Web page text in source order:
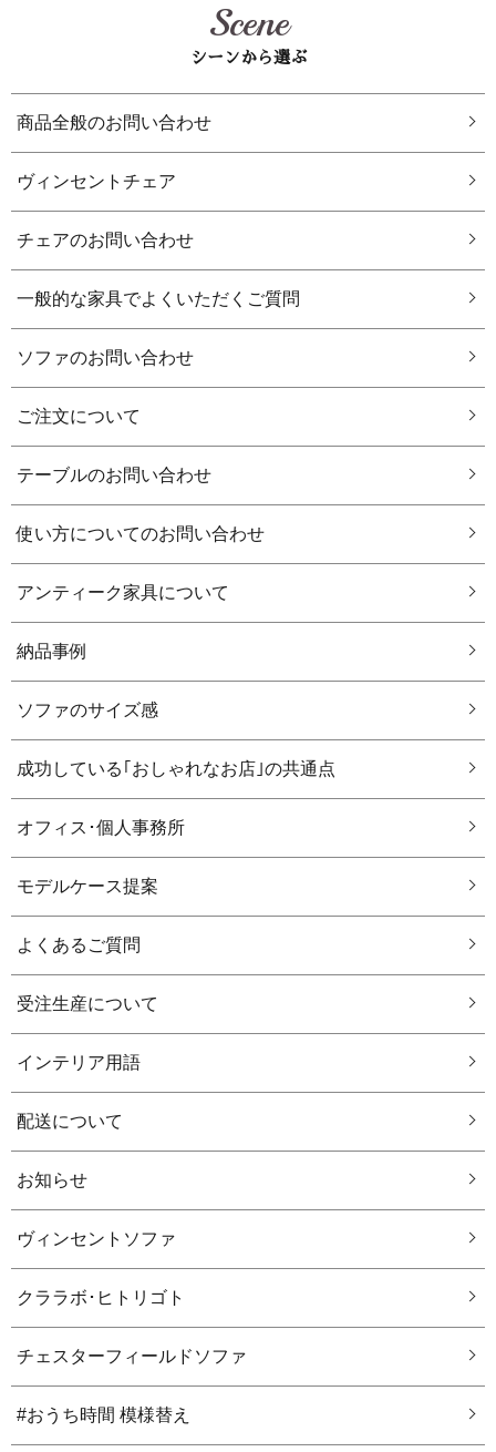
Scene
シーンから選ぶ
商品全般のお問い合わせ
ヴィンセントチェア
チェアのお問い合わせ
一般的な家具でよくいただくご質問
ソファのお問い合わせ
ご注文について
テーブルのお問い合わせ
使い方についてのお問い合わせ
アンティーク家具について
納品事例
ソファのサイズ感
成功している｢おしゃれなお店｣の共通点
オフィス･個人事務所
モデルケース提案
よくあるご質問
受注生産について
インテリア用語
配送について
お知らせ
ヴィンセントソファ
クララボ･ヒトリゴト
チェスターフィールドソファ
#おうち時間 模様替え